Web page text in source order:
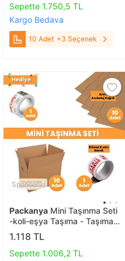
Sepette 1.750,5 TL
Kargo Bedava
10 Adet +3 Seçenek
Sponsorlu
Packanya Mini Taşınma Seti
-koli-eşya Taşıma - Taşıma
Kolisi
1.118 TL
Sepette 1.006,2 TL